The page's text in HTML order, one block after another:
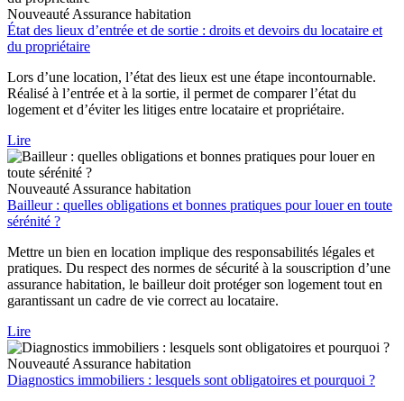
Nouveauté Assurance habitation
État des lieux d’entrée et de sortie : droits et devoirs du locataire et
du propriétaire
Lors d’une location, l’état des lieux est une étape incontournable.
Réalisé à l’entrée et à la sortie, il permet de comparer l’état du
logement et d’éviter les litiges entre locataire et propriétaire.
Lire
Nouveauté Assurance habitation
Bailleur : quelles obligations et bonnes pratiques pour louer en toute
sérénité ?
Mettre un bien en location implique des responsabilités légales et
pratiques. Du respect des normes de sécurité à la souscription d’une
assurance habitation, le bailleur doit protéger son logement tout en
garantissant un cadre de vie correct au locataire.
Lire
Nouveauté Assurance habitation
Diagnostics immobiliers : lesquels sont obligatoires et pourquoi ?